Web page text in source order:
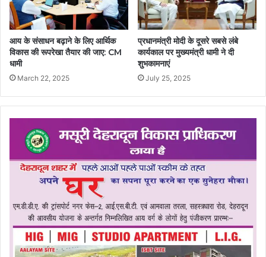
आय के संसाधन बढ़ाने के लिए आर्थिक
विकास की रूपरेखा तैयार की जाए: CM
धामी
March 22, 2025
प्रधानमंत्री मोदी के दूसरे सबसे लंबे
कार्यकाल पर मुख्यमंत्री धामी ने दी
शुभकामनाएं
July 25, 2025